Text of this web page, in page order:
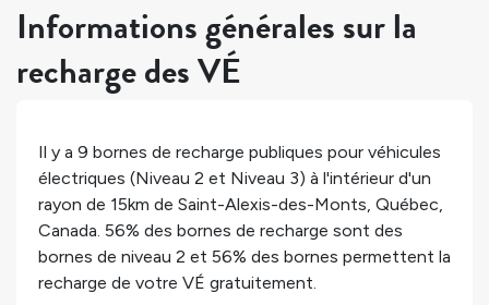
Informations générales sur la
recharge des VÉ
Il y a 9 bornes de recharge publiques pour véhicules
électriques (Niveau 2 et Niveau 3) à l'intérieur d'un
rayon de 15km de Saint-Alexis-des-Monts, Québec,
Canada. 56% des bornes de recharge sont des
bornes de niveau 2 et 56% des bornes permettent la
recharge de votre VÉ gratuitement.